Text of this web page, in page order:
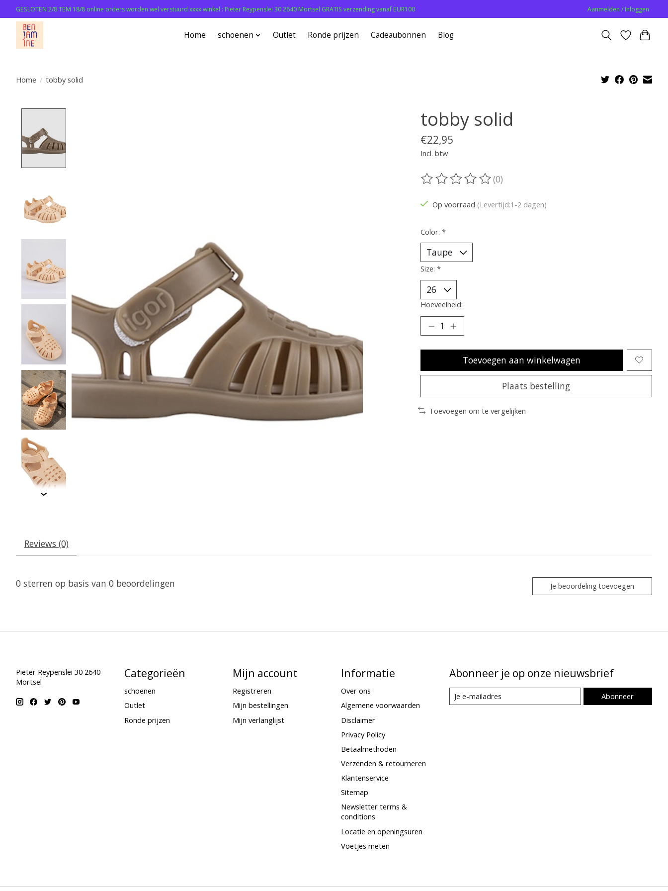
GESLOTEN 2/8 TEM 18/8 online orders worden wel verstuurd xxxx winkel : Pieter Reypenslei 30 2640 Mortsel GRATIS verzending vanaf EUR100 Aanmelden / Inloggen
Home schoenen Outlet Ronde prijzen Cadeaubonnen Blog
Home / tobby solid
tobby solid
€22,95
Incl. btw
De beoordeling van dit product is
(0)
Op voorraad (Levertijd:1-2 dagen)
Color: *
Size: *
Hoeveelheid:
Toevoegen aan winkelwagen
Plaats bestelling
Toevoegen om te vergelijken
Reviews (0)
0 sterren op basis van 0 beoordelingen Je beoordeling toevoegen
Pieter Reypenslei 30 2640
Mortsel
Categorieën
schoenen
Outlet
Ronde prijzen
Mijn account
Registreren
Mijn bestellingen
Mijn verlanglijst
Informatie
Over ons
Algemene voorwaarden
Disclaimer
Privacy Policy
Betaalmethoden
Verzenden & retourneren
Klantenservice
Sitemap
Newsletter terms &
conditions
Locatie en openingsuren
Voetjes meten
Abonneer je op onze nieuwsbrief
Abonneer